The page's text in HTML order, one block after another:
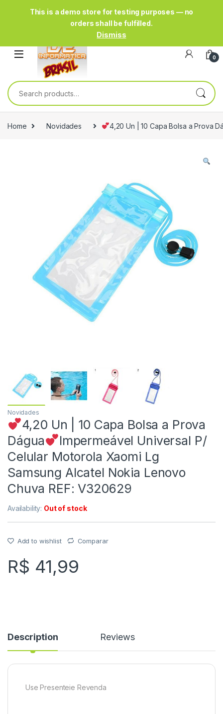
0
Search for:
Home Novidades 4,20 Un | 10 Capa Bolsa a Prova
Novidades
4,20 Un | 10 Capa Bolsa a Prova
Dágua
Impermeável Universal P/
Celular Motorola Xaomi Lg
Samsung Alcatel Nokia Lenovo
Chuva REF: V320629
Availability: Out of stock
Add to wishlist Comparar
R$ 41,99
Description Reviews
Use Presenteie Revenda
This is a demo store for testing purposes — no
orders shall be fulfilled.
Dismiss